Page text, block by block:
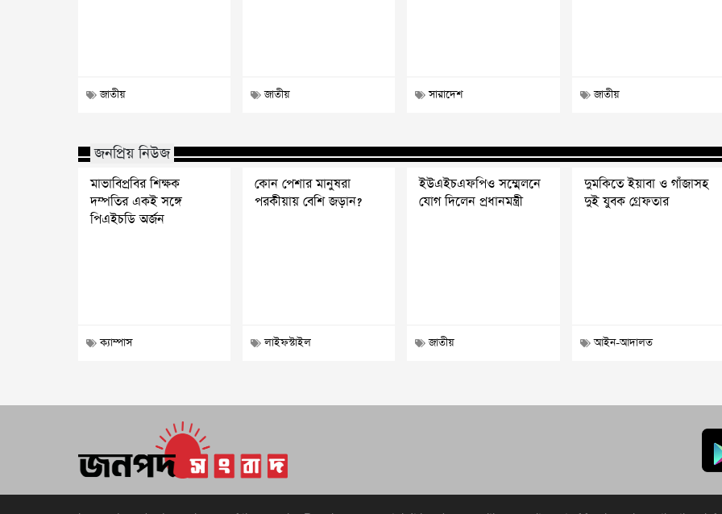
জাতীয় জাতীয় সারাদেশ জাতীয়
জনপ্রিয় নিউজ
মাভাবিপ্রবির শিক্ষক
দম্পতির একই সঙ্গে
পিএইচডি অর্জন
ক্যাম্পাস
কোন পেশার মানুষরা
পরকীয়ায় বেশি জড়ান?
লাইফস্টাইল
ইউএইচএফপিও সম্মেলনে
যোগ দিলেন প্রধানমন্ত্রী
জাতীয়
দুমকিতে ইয়াবা ও গাঁজাসহ
দুই যুবক গ্রেফতার
আইন-আদালত